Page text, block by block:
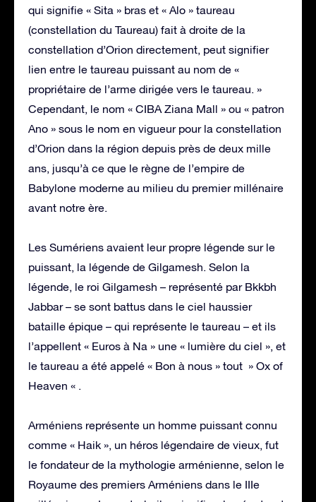
qui signifie « Sita » bras et « Alo » taureau
(constellation du Taureau) fait à droite de la
constellation d’Orion directement, peut signifier
lien entre le taureau puissant au nom de «
propriétaire de l’arme dirigée vers le taureau. »
Cependant, le nom « CIBA Ziana Mall » ou « patron
Ano » sous le nom en vigueur pour la constellation
d’Orion dans la région depuis près de deux mille
ans, jusqu’à ce que le règne de l’empire de
Babylone moderne au milieu du premier millénaire
avant notre ère.
Les Sumériens avaient leur propre légende sur le
puissant, la légende de Gilgamesh. Selon la
légende, le roi Gilgamesh – représenté par Bkkbh
Jabbar – se sont battus dans le ciel haussier
bataille épique – qui représente le taureau – et ils
l’appellent « Euros à Na » une « lumière du ciel », et
le taureau a été appelé « Bon à nous » tout » Ox of
Heaven « .
Arméniens représente un homme puissant connu
comme « Haik », un héros légendaire de vieux, fut
le fondateur de la mythologie arménienne, selon le
Royaume des premiers Arméniens dans le IIIe